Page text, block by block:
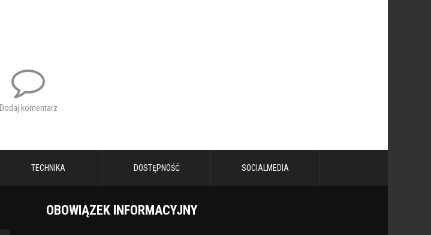
Dodaj komentarz
TECHNIKA DOSTĘPNOŚĆ SOCIALMEDIA
OBOWIĄZEK INFORMACYJNY